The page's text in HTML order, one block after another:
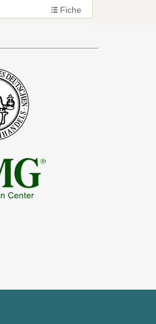
Fiche